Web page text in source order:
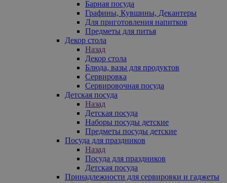
Барная посуда
Графины, Кувшины, Декантеры
Для приготовления напитков
Предметы для питья
Декор стола
Назад
Декор стола
Блюда, вазы для продуктов
Сервировка
Сервировочная посуда
Детская посуда
Назад
Детская посуда
Наборы посуды детские
Предметы посуды детские
Посуда для праздников
Назад
Посуда для праздников
Детская посуда
Принадлежности для сервировки и гаджеты